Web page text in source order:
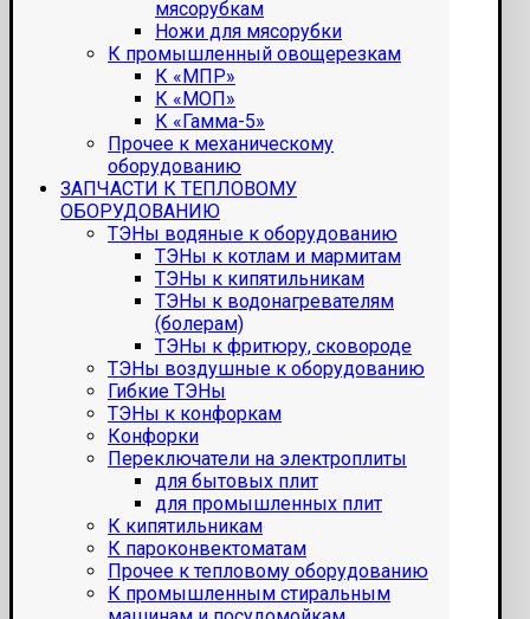
мясорубкам
Ножи для мясорубки
К промышленный овощерезкам
К «МПР»
К «МОП»
К «Гамма-5»
Прочее к механическому
оборудованию
ЗАПЧАСТИ К ТЕПЛОВОМУ
ОБОРУДОВАНИЮ
ТЭНы водяные к оборудованию
ТЭНы к котлам и мармитам
ТЭНы к кипятильникам
ТЭНы к водонагревателям
(болерам)
ТЭНы к фритюру, сковороде
ТЭНы воздушные к оборудованию
Гибкие ТЭНы
ТЭНы к конфоркам
Конфорки
Переключатели на электроплиты
для бытовых плит
для промышленных плит
К кипятильникам
К пароконвектоматам
Прочее к тепловому оборудованию
К промышленным стиральным